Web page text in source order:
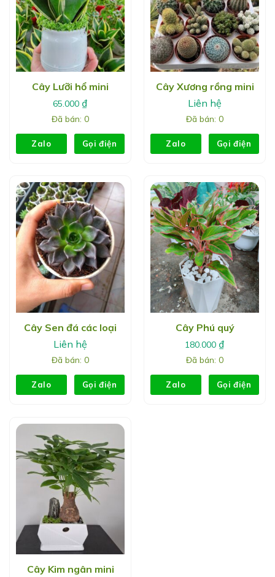
Cây Lưỡi hổ mini
65.000 ₫
Đã bán: 0
Zalo Gọi điện
Cây Xương rồng mini
Liên hệ
Đã bán: 0
Zalo Gọi điện
Cây Sen đá các loại
Liên hệ
Đã bán: 0
Zalo Gọi điện
Cây Phú quý
180.000 ₫
Đã bán: 0
Zalo Gọi điện
Cây Kim ngân mini